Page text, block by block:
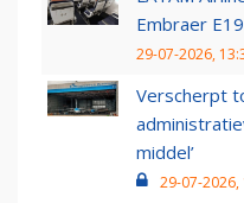
Embraer
29-07-2026,
Verscherpt
middel’
29-07-2026,